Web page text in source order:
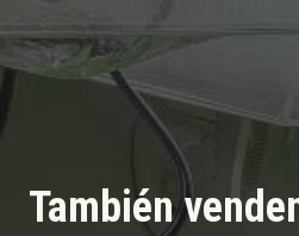
También